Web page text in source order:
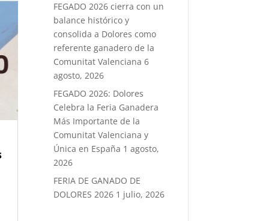
FEGADO 2026 cierra con un
balance histórico y
consolida a Dolores como
referente ganadero de la
Comunitat Valenciana 6
agosto, 2026
FEGADO 2026: Dolores
Celebra la Feria Ganadera
Más Importante de la
Comunitat Valenciana y
Única en España 1 agosto,
2026
FERIA DE GANADO DE
DOLORES 2026 1 julio, 2026